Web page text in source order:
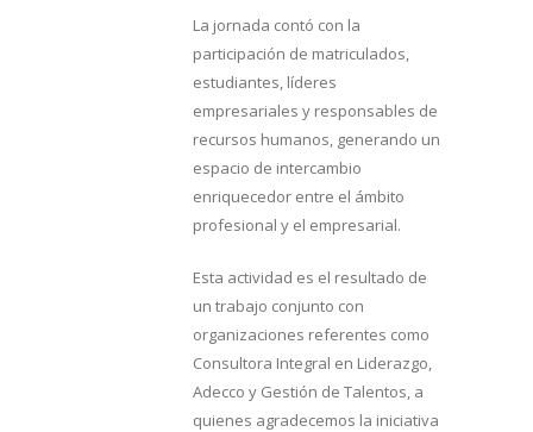
La jornada contó con la
participación de matriculados,
estudiantes, líderes
empresariales y responsables de
recursos humanos, generando un
espacio de intercambio
enriquecedor entre el ámbito
profesional y el empresarial.
Esta actividad es el resultado de
un trabajo conjunto con
organizaciones referentes como
Consultora Integral en Liderazgo,
Adecco y Gestión de Talentos, a
quienes agradecemos la iniciativa